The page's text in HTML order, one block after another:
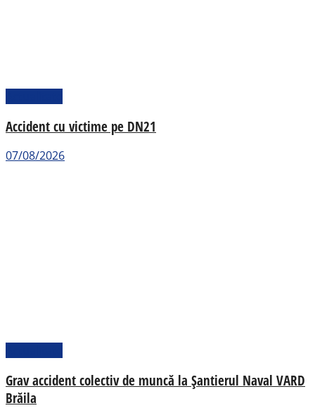
Accident cu victime pe DN21
07/08/2026
Grav accident colectiv de muncă la Șantierul Naval VARD
Brăila